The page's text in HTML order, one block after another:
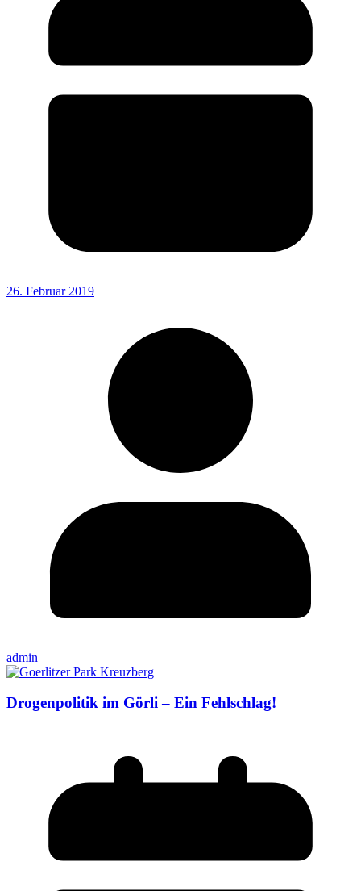
26. Februar 2019
admin
Drogenpolitik im Görli – Ein Fehlschlag!